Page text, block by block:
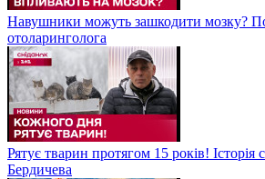
Навушники можуть зашкодити мозку?
отоларинголога
Рятує тварин протягом 15 років! Історія
Бердичева